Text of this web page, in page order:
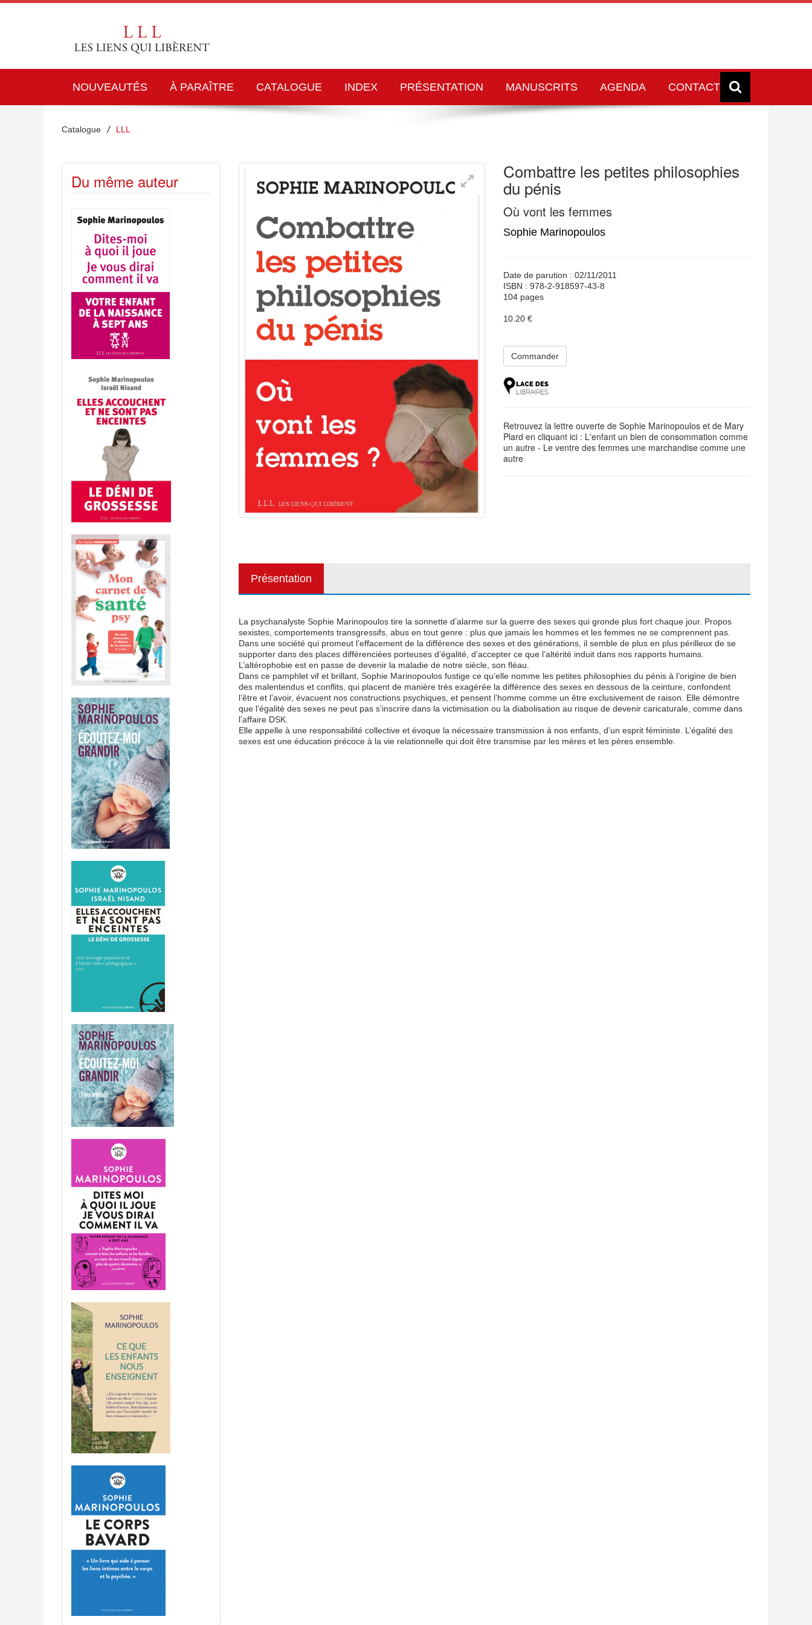
NOUVEAUTÉS À PARAÎTRE CATALOGUE INDEX PRÉSENTATION MANUSCRITS AGENDA CONTACT
Catalogue LLL
Combattre les petites philosophies
du pénis
Où vont les femmes
Sophie Marinopoulos
Date de parution : 02/11/2011
ISBN : 978-2-918597-43-8
104 pages
10.20 €
Commander
Retrouvez la lettre ouverte de Sophie Marinopoulos et de Mary
Plard en cliquant ici : L'enfant un bien de consommation comme
un autre - Le ventre des femmes une marchandise comme une
autre
Présentation
La psychanalyste Sophie Marinopoulos tire la sonnette d’alarme sur la guerre des sexes qui gronde plus fort chaque jour. Propos
sexistes, comportements transgressifs, abus en tout genre : plus que jamais les hommes et les femmes ne se comprennent pas.
Dans une société qui promeut l’effacement de la différence des sexes et des générations, il semble de plus en plus périlleux de se
supporter dans des places différenciées porteuses d’égalité, d’accepter ce que l’altérité induit dans nos rapports humains.
L’altérophobie est en passe de devenir la maladie de notre siècle, son fléau.
Dans ce pamphlet vif et brillant, Sophie Marinopoulos fustige ce qu’elle nomme les petites philosophies du pénis à l’origine de bien
des malentendus et conflits, qui placent de manière très exagérée la différence des sexes en dessous de la ceinture, confondent
l’être et l’avoir, évacuent nos constructions psychiques, et pensent l’homme comme un être exclusivement de raison. Elle démontre
que l’égalité des sexes ne peut pas s’inscrire dans la victimisation ou la diabolisation au risque de devenir caricaturale, comme dans
l’affaire DSK.
Elle appelle à une responsabilité collective et évoque la nécessaire transmission à nos enfants, d’un esprit féministe. L’égalité des
sexes est une éducation précoce à la vie relationnelle qui doit être transmise par les mères et les pères ensemble.
Du même auteur